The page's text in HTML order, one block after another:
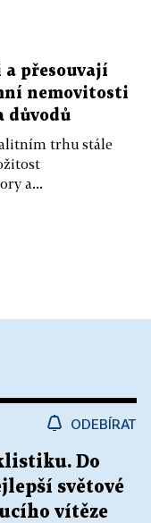
přesouvají
nemovitosti
důvodů
trhu stále
a...
ODEBÍRAT
Do
světové
vítěze